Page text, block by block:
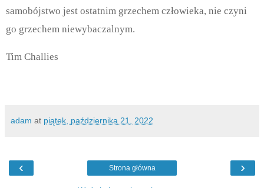
samobójstwo jest ostatnim grzechem człowieka, nie czyni
go grzechem niewybaczalnym.
Tim Challies
adam at piątek, października 21, 2022
‹ ›
Strona główna